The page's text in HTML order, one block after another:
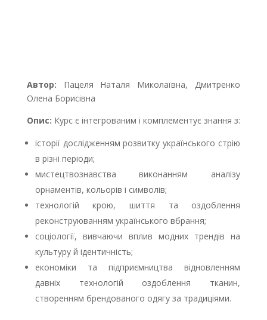
Автор: Пацеля Наталя Миколаївна, Дмитренко
Олена Борисівна
Опис: Курс є інтегрованим і комплементує знання з:
історії дослідженням розвитку українського стрію
в різні періоди;
мистецтвознавства виконанням аналізу
орнаментів, кольорів і символів;
технологій крою, шиття та оздоблення
реконструюванням українського вбрання;
соціології, вивчаючи вплив модних трендів на
культуру й ідентичність;
економіки та підприємництва відновленням
давніх технологій оздоблення тканин,
створенням брендованого одягу за традиціями.